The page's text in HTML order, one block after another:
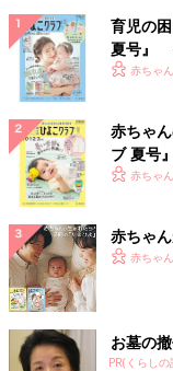
妊婦健診では異
吸が荒くNICUへ
しかし生まれた直後
「出産してすぐに助
いて、保育器に入り
んの心臓ですが右側
たので、驚きしかな
翌日には、実優ちゃ
くなったためNICU（
されました。
育児の
夏号』
いっぱ
赤ちゃ
赤ちゃ
ブ 夏号
く！ お
赤ちゃ
赤ちゃ
赤ちゃ
お墓の
PR(くらしの